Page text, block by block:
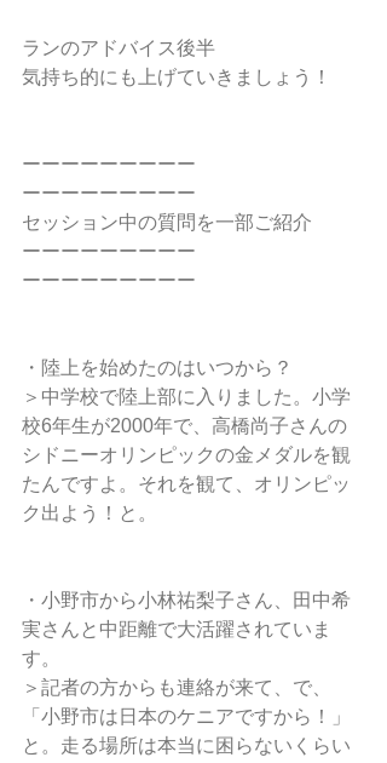
ランのアドバイス後半
気持ち的にも上げていきましょう！
ーーーーーーーーー
ーーーーーーーーー
セッション中の質問を一部ご紹介
ーーーーーーーーー
ーーーーーーーーー
・陸上を始めたのはいつから？
＞中学校で陸上部に入りました。小学
校6年生が2000年で、高橋尚子さんの
シドニーオリンピックの金メダルを観
たんですよ。それを観て、オリンピッ
ク出よう！と。
・小野市から小林祐梨子さん、田中希
実さんと中距離で大活躍されていま
す。
＞記者の方からも連絡が来て、で、
「小野市は日本のケニアですから！」
と。走る場所は本当に困らないくらい